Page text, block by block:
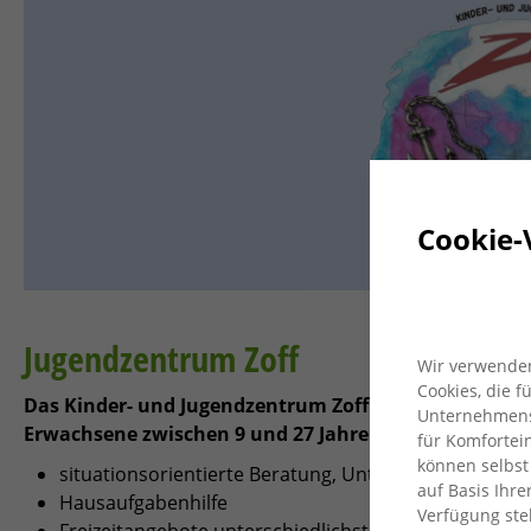
Jugendzentrum Zoff
Das Kinder- und Jugendzentrum Zoff ist eine offene
Erwachsene zwischen 9 und 27 Jahren.
situationsorientierte Beratung, Unterstützung und
Hausaufgabenhilfe
Wir
Cookies, die
für
können
auf Basis
Verfügung